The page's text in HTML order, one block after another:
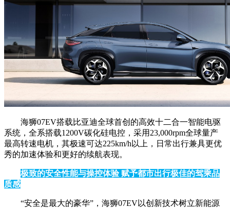
海狮07EV搭载比亚迪全球首创的高效十二合一智能电驱
系统，全系搭载1200V碳化硅电控，采用23,000rpm全球量产
最高转速电机，其极速可达225km/h以上，日常出行兼具更优
秀的加速体验和更好的续航表现。
极致的安全性能与操控体验 赋予都市出行极佳的驾乘品
质感
“安全是最大的豪华”，海狮07EV以创新技术树立新能源